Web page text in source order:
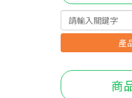
產
商